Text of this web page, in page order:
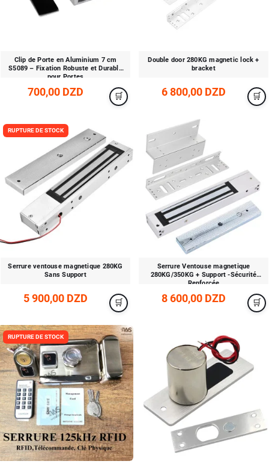
Clip de Porte en Aluminium 7 cm
S5089 – Fixation Robuste et Durable
pour Portes
700,00 DZD
Double door 280KG magnetic lock +
bracket
6 800,00 DZD
RUPTURE DE STOCK
Serrure ventouse magnetique 280KG
Sans Support
5 900,00 DZD
Serrure Ventouse magnetique
280KG/350KG + Support -Sécurité
Renforcée
8 600,00 DZD
RUPTURE DE STOCK